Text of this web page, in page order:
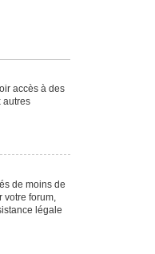
accès à des
autres
de moins de
votre forum,
légale